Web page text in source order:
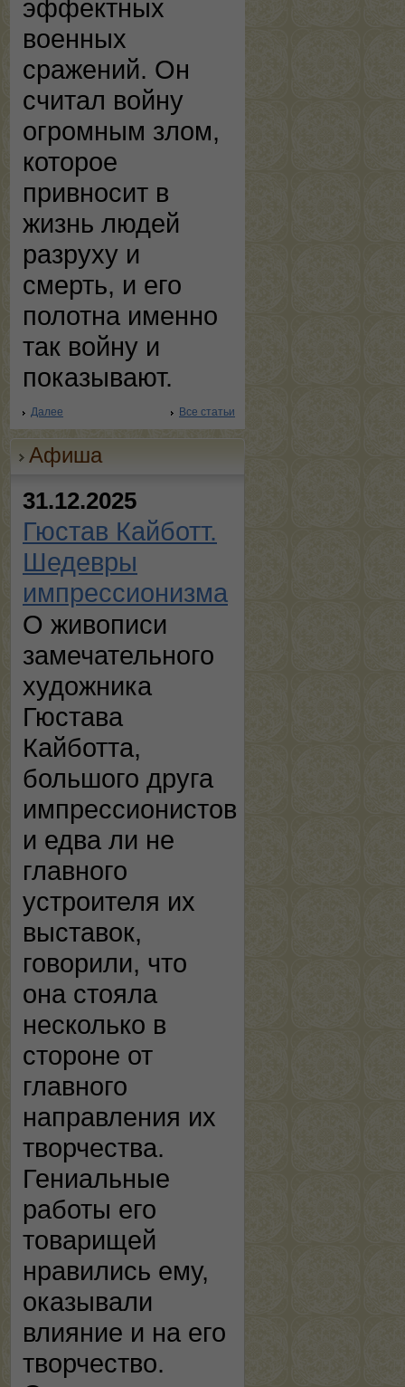
эффектных
военных
сражений. Он
считал войну
огромным злом,
которое
привносит в
жизнь людей
разруху и
смерть, и его
полотна именно
так войну и
показывают.
Далее Все статьи
Афиша
31.12.2025
Гюстав Кайботт.
Шедевры
импрессионизма
О живописи
замечательного
художника
Гюстава
Кайботта,
большого друга
импрессионистов
и едва ли не
главного
устроителя их
выставок,
говорили, что
она стояла
несколько в
стороне от
главного
направления их
творчества.
Гениальные
работы его
товарищей
нравились ему,
оказывали
влияние и на его
творчество.